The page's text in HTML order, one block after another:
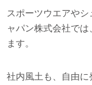
スポーツウエアや
ャパン株式会社で
ます。
社内風土も、自由